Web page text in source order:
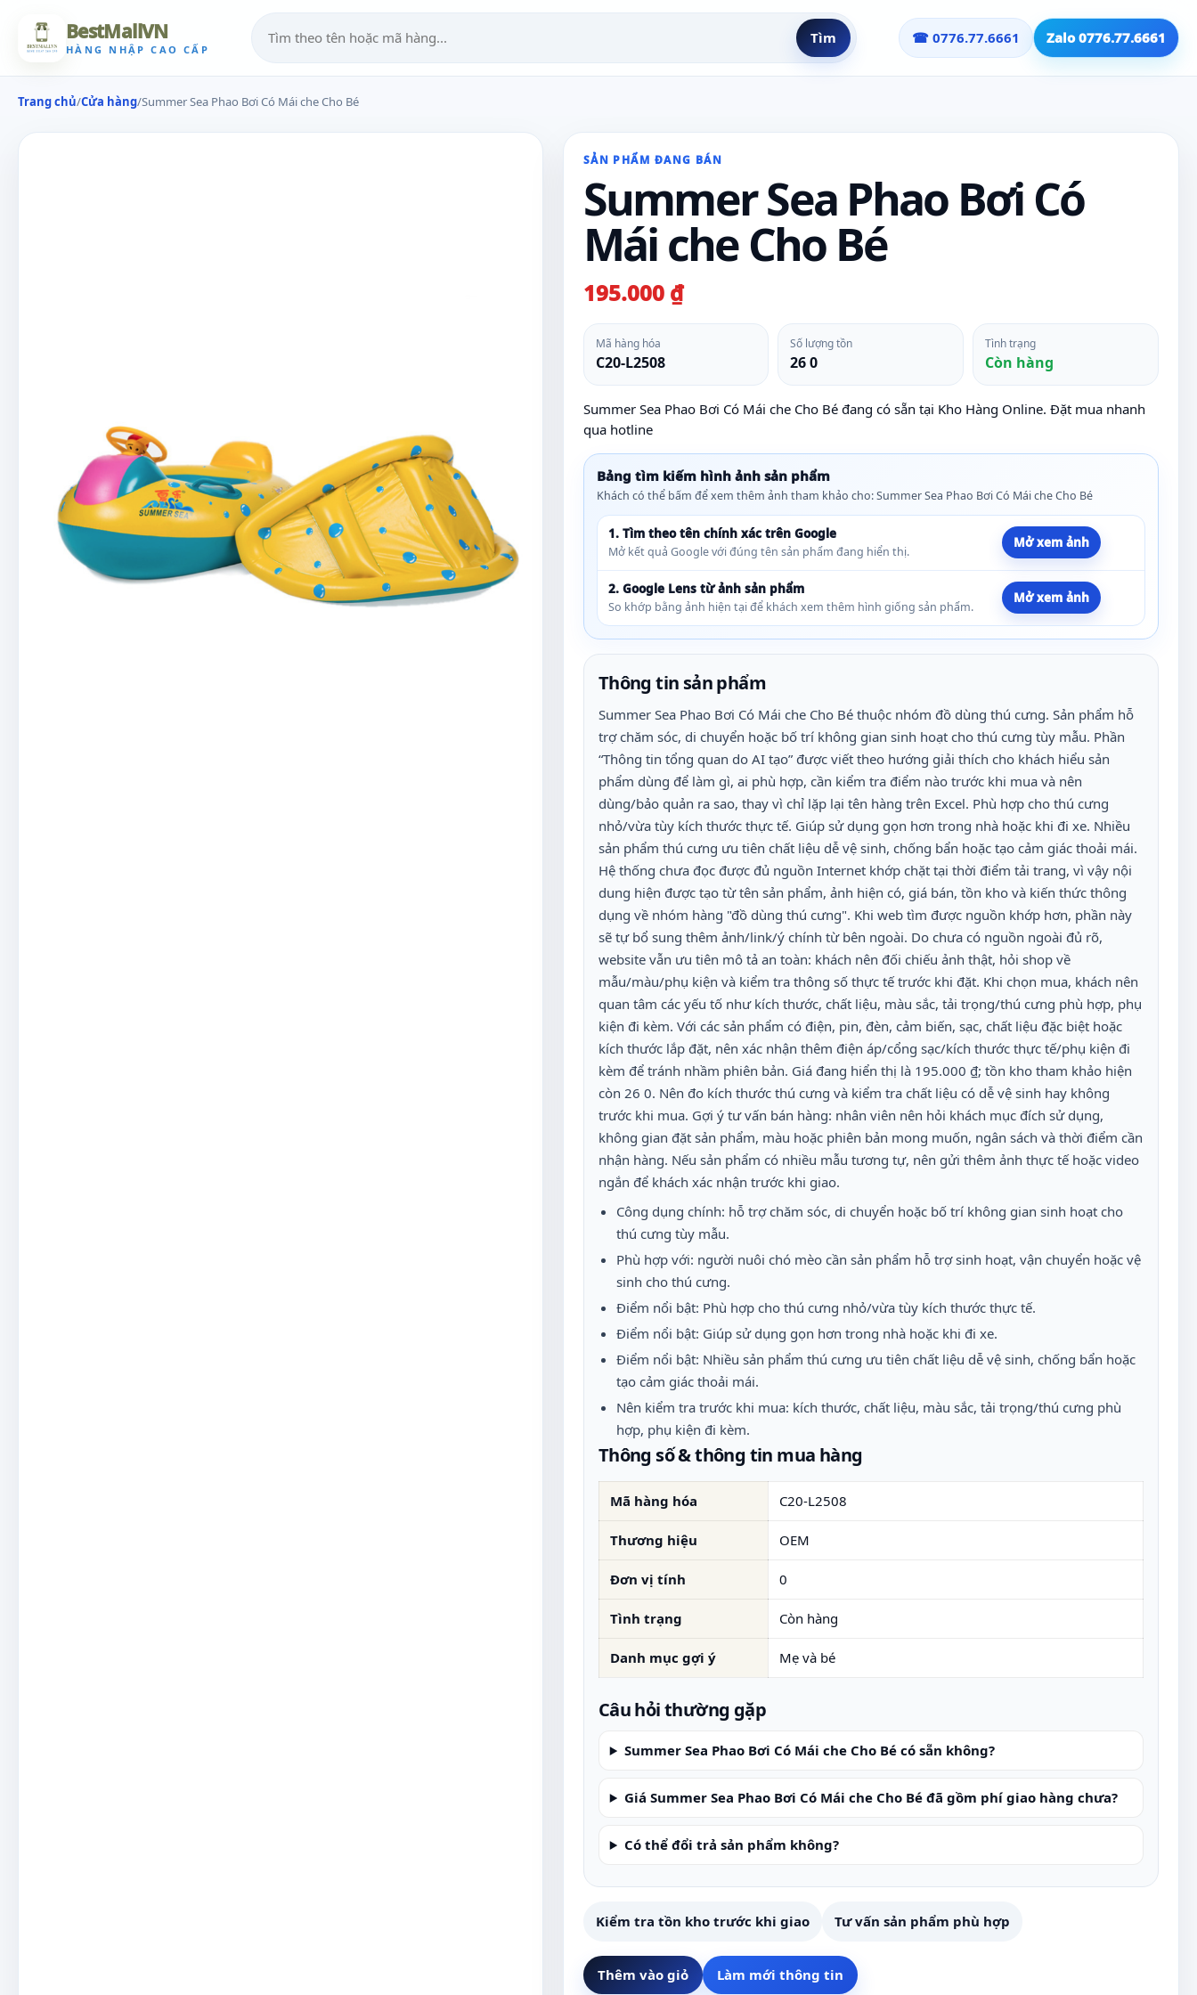
BestMallVN
HÀNG NHẬP CAO CẤP
Tìm ☎ 0776.77.6661 Zalo 0776.77.6661
Trang chủ/Cửa hàng/Summer Sea Phao Bơi Có Mái che Cho Bé
SẢN PHẨM ĐANG BÁN
Summer Sea Phao Bơi Có
Mái che Cho Bé
195.000 ₫
Mã hàng hóa
C20-L2508
Số lượng tồn
26 0
Tình trạng
Còn hàng
Summer Sea Phao Bơi Có Mái che Cho Bé đang có sẵn tại Kho Hàng Online. Đặt mua nhanh
qua hotline
Bảng tìm kiếm hình ảnh sản phẩm
Khách có thể bấm để xem thêm ảnh tham khảo cho: Summer Sea Phao Bơi Có Mái che Cho Bé
1. Tìm theo tên chính xác trên Google
Mở kết quả Google với đúng tên sản phẩm đang hiển thị.
Mở xem ảnh
2. Google Lens từ ảnh sản phẩm
So khớp bằng ảnh hiện tại để khách xem thêm hình giống sản phẩm.
Mở xem ảnh
Thông tin sản phẩm
Summer Sea Phao Bơi Có Mái che Cho Bé thuộc nhóm đồ dùng thú cưng. Sản phẩm hỗ
trợ chăm sóc, di chuyển hoặc bố trí không gian sinh hoạt cho thú cưng tùy mẫu. Phần
“Thông tin tổng quan do AI tạo” được viết theo hướng giải thích cho khách hiểu sản
phẩm dùng để làm gì, ai phù hợp, cần kiểm tra điểm nào trước khi mua và nên
dùng/bảo quản ra sao, thay vì chỉ lặp lại tên hàng trên Excel. Phù hợp cho thú cưng
nhỏ/vừa tùy kích thước thực tế. Giúp sử dụng gọn hơn trong nhà hoặc khi đi xe. Nhiều
sản phẩm thú cưng ưu tiên chất liệu dễ vệ sinh, chống bẩn hoặc tạo cảm giác thoải mái.
Hệ thống chưa đọc được đủ nguồn Internet khớp chặt tại thời điểm tải trang, vì vậy nội
dung hiện được tạo từ tên sản phẩm, ảnh hiện có, giá bán, tồn kho và kiến thức thông
dụng về nhóm hàng "đồ dùng thú cưng". Khi web tìm được nguồn khớp hơn, phần này
sẽ tự bổ sung thêm ảnh/link/ý chính từ bên ngoài. Do chưa có nguồn ngoài đủ rõ,
website vẫn ưu tiên mô tả an toàn: khách nên đối chiếu ảnh thật, hỏi shop về
mẫu/màu/phụ kiện và kiểm tra thông số thực tế trước khi đặt. Khi chọn mua, khách nên
quan tâm các yếu tố như kích thước, chất liệu, màu sắc, tải trọng/thú cưng phù hợp, phụ
kiện đi kèm. Với các sản phẩm có điện, pin, đèn, cảm biến, sạc, chất liệu đặc biệt hoặc
kích thước lắp đặt, nên xác nhận thêm điện áp/cổng sạc/kích thước thực tế/phụ kiện đi
kèm để tránh nhầm phiên bản. Giá đang hiển thị là 195.000 ₫; tồn kho tham khảo hiện
còn 26 0. Nên đo kích thước thú cưng và kiểm tra chất liệu có dễ vệ sinh hay không
trước khi mua. Gợi ý tư vấn bán hàng: nhân viên nên hỏi khách mục đích sử dụng,
không gian đặt sản phẩm, màu hoặc phiên bản mong muốn, ngân sách và thời điểm cần
nhận hàng. Nếu sản phẩm có nhiều mẫu tương tự, nên gửi thêm ảnh thực tế hoặc video
ngắn để khách xác nhận trước khi giao.
Công dụng chính: hỗ trợ chăm sóc, di chuyển hoặc bố trí không gian sinh hoạt cho
thú cưng tùy mẫu.
Phù hợp với: người nuôi chó mèo cần sản phẩm hỗ trợ sinh hoạt, vận chuyển hoặc vệ
sinh cho thú cưng.
Điểm nổi bật: Phù hợp cho thú cưng nhỏ/vừa tùy kích thước thực tế.
Điểm nổi bật: Giúp sử dụng gọn hơn trong nhà hoặc khi đi xe.
Điểm nổi bật: Nhiều sản phẩm thú cưng ưu tiên chất liệu dễ vệ sinh, chống bẩn hoặc
tạo cảm giác thoải mái.
Nên kiểm tra trước khi mua: kích thước, chất liệu, màu sắc, tải trọng/thú cưng phù
hợp, phụ kiện đi kèm.
Thông số & thông tin mua hàng
Mã hàng hóa C20-L2508
Thương hiệu OEM
Đơn vị tính 0
Tình trạng Còn hàng
Danh mục gợi ý Mẹ và bé
Câu hỏi thường gặp
Summer Sea Phao Bơi Có Mái che Cho Bé có sẵn không?
Giá Summer Sea Phao Bơi Có Mái che Cho Bé đã gồm phí giao hàng chưa?
Có thể đổi trả sản phẩm không?
Kiểm tra tồn kho trước khi giao Tư vấn sản phẩm phù hợp
Thêm vào giỏ Làm mới thông tin